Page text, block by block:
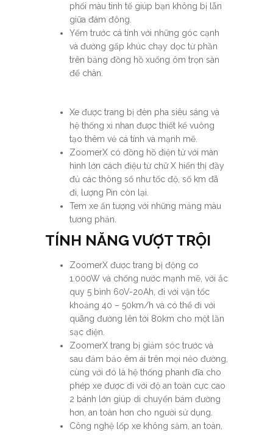
phối màu tinh tế giúp bạn không bị lẫn
giữa đám đông.
Yếm trước cá tính với những góc cạnh
và đường gấp khúc chạy dọc từ phần
trên bảng đồng hồ xuống ôm trọn sàn
để chân.
Xe được trang bị đèn pha siêu sáng và
hệ thống xi nhan được thiết kế vuông
tạo thêm vẻ cá tính và mạnh mẽ.
ZoomerX có đồng hồ điện tử với màn
hình lớn cách điệu từ chữ X hiển thị đầy
đủ các thông số như tốc độ, số km đã
đi, lượng Pin còn lại.
Tem xe ấn tượng với những mảng màu
tương phản.
TÍNH NĂNG VƯỢT TRỘI
ZoomerX được trang bị động cơ
1.000W và chống nước mạnh mẽ, với ắc
quy 5 bình 60V-20Ah, đi với vận tốc
khoảng 40 – 50km/h và có thể đi với
quãng đường lên tới 80km cho một lần
sạc điện.
ZoomerX trang bị giảm sóc trước và
sau đảm bảo êm ái trên mọi nẻo đường,
cùng với đó là hệ thống phanh đĩa cho
phép xe được đi với độ an toàn cực cao
2 bánh lớn giúp di chuyển bám đường
hơn, an toàn hơn cho người sử dụng.
Công nghệ lốp xe không săm, an toàn,